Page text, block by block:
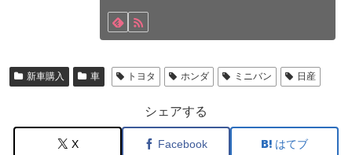
新車購入 車 トヨタ ホンダ ミニバン 日産
シェアする
X Facebook はてブ